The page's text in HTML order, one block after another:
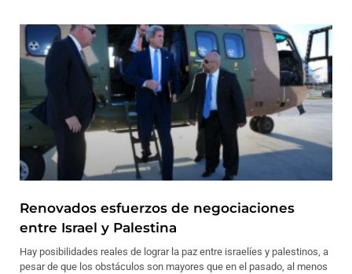
Renovados esfuerzos de negociaciones
entre Israel y Palestina
Hay posibilidades reales de lograr la paz entre israelíes y palestinos, a
pesar de que los obstáculos son mayores que en el pasado, al menos